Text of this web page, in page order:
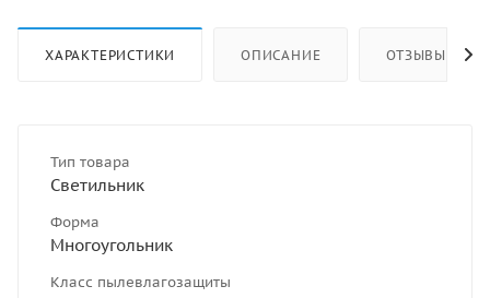
ХАРАКТЕРИСТИКИ ОПИСАНИЕ ОТЗЫВЫ
Тип товара
Светильник
Форма
Многоугольник
Класс пылевлагозащиты